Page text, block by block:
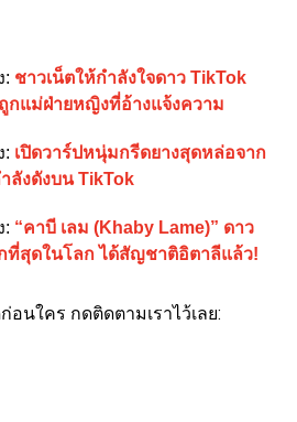
: ชาวเน็ตให้กำลังใจดาว TikTok
กแม่ฝ่ายหญิงที่อ้างแจ้งความ
: เปิดวาร์ปหนุ่มกรีดยางสุดหล่อจาก
ลังดังบน TikTok
: “คาบี เลม (Khaby Lame)” ดาว
ที่สุดในโลก ได้สัญชาติอิตาลีแล้ว!
นใคร กดติดตามเราไว้เลย: